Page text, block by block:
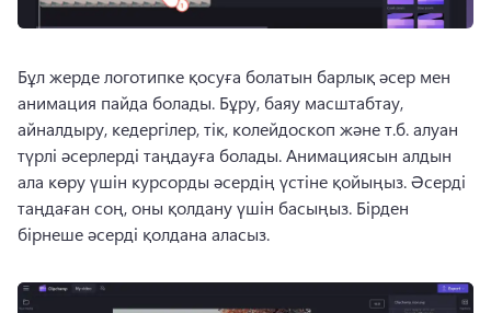
Бұл жерде логотипке қосуға болатын барлық әсер мен
анимация пайда болады. Бұру, баяу масштабтау,
айналдыру, кедергілер, тік, колейдоскоп және т.б. алуан
түрлі әсерлерді таңдауға болады. Анимациясын алдын
ала көру үшін курсорды әсердің үстіне қойыңыз. Әсерді
таңдаған соң, оны қолдану үшін басыңыз. Бірден
бірнеше әсерді қолдана аласыз.